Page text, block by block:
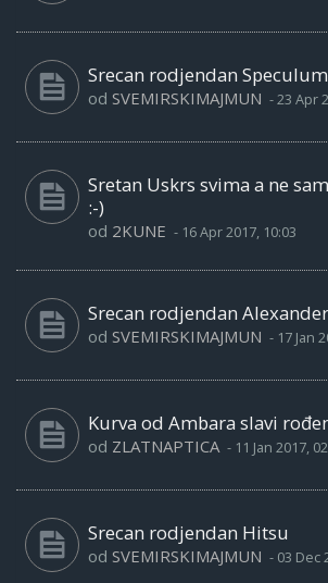
Srecan rodjendan
od SVEMIRSKIMAJMUN -23 Apr
Sretan Uskrs svima a ne
:-)
od 2KUNE - 16 Apr 2017, 10:03
Srecan rodjendan
od SVEMIRSKIMAJMUN - 17 Jan
Kurva od Ambara slavi
od ZLATNAPTICA - 11 Jan 2017,
Srecan rodjendan Hitsu
od SVEMIRSKIMAJMUN - 03 Dec